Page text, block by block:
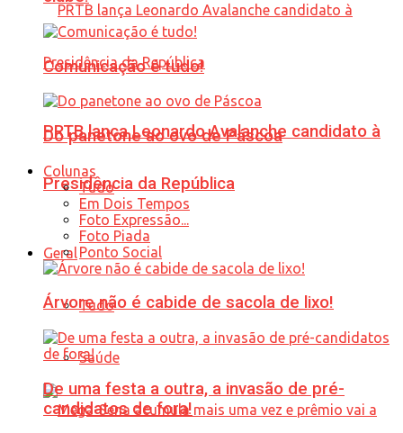
PRTB lança Leonardo Avalanche candidato à
Presidência da República
Geral
Tudo
Saúde
Comunicação é tudo!
Do panetone ao ovo de Páscoa
Colunas
Tudo
Em Dois Tempos
Foto Expressão...
Foto Piada
Ponto Social
Árvore não é cabide de sacola de lixo!
De uma festa a outra, a invasão de pré-
candidatos de fora!